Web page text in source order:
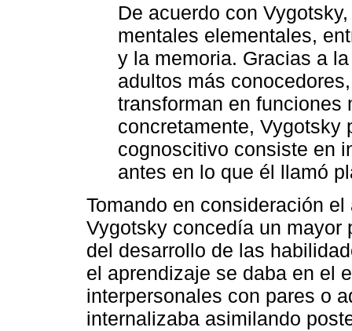
De acuerdo con
mentales elementales,
y la memoria. Gracias a
adultos más
transforman en funciones
concretamente, Vygotsky
cognoscitivo consiste en
antes en lo que él llamó
Tomando en consideración
Vygotsky concedía un mayor
del desarrollo de las
el aprendizaje se daba en el
interpersonales con pares o
internalizaba asimilando